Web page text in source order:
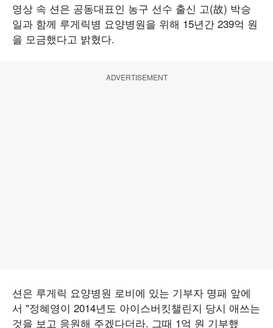
영상 속 션은 공동대표인 농구 선수 출신 고(故) 박승
일과 함께 루게릭병 요양병원을 위해 15년간 239억 원
을 모금했다고 밝혔다.
ADVERTISEMENT
션은 루게릭 요양병원 로비에 있는 기부자 명패 앞에
서 "정혜영이 2014년도 아이스버킷챌린지 당시 애쓰는
것을 보고 응원해 주겠다더라. 그때 1억 원 기부했